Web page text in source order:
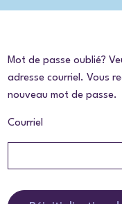
Mot de passe oublié?
adresse courriel. Vous
nouveau mot de passe.
Courriel